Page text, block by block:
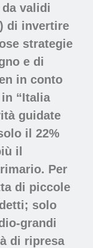
validi
di invertire
strategie
e di
in conto
“Italia
guidate
il 22%
il
Per
di piccole
solo
grandi
di ripresa